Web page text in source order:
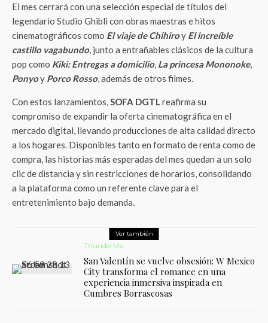
El mes cerrará con una selección especial de títulos del
legendario Studio Ghibli con obras maestras e hitos
cinematográficos como El viaje de Chihiroy El increíble
castillo vagabundo, junto a entrañables clásicos de la cultura
pop como Kiki: Entregas a domicilio, La princesa Mononoke,
Ponyoy Porco Rosso, además de otros filmes.
Con estos lanzamientos,SOFA DGTLreafirma su
compromiso de expandir la oferta cinematográfica en el
mercado digital, llevando producciones de alta calidad directo
a los hogares. Disponibles tanto en formato de renta como de
compra, las historias más esperadas del mes quedan a un solo
clic de distancia y sin restricciones de horarios, consolidando
a la plataforma como un referente clave para el
entretenimiento bajo demanda.
Ver también
ThunderMx
San Valentín se vuelve obsesión: W Mexico
City transforma el romance en una
experiencia inmersiva inspirada en
Cumbres Borrascosas